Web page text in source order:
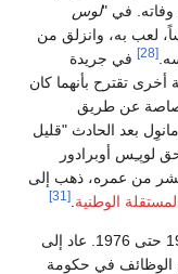
في "لوس
لعب به، وانزلق من
[28]
في جريدة
تقترح بأنهما كان
عن طريق
بعد الحادث "قليل
لوپـِس أوبرادور
عشر من عمره، ذهب إلى
الوطنية [31]
درس العلوم السياسية والادارة العامة من 1973 حتى 1976. عاد إلى
الوظائف في حكومة